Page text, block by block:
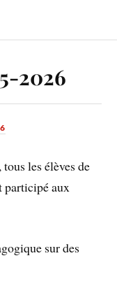
2026
les élèves de
participé aux
sur des